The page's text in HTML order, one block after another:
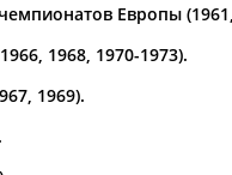
Европы
1968, 1970-1973).
1969).